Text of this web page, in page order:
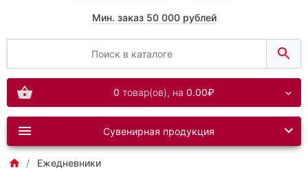
Мин. заказ 50 000 рублей
0 товар(ов), на 0.00₽
Сувенирная продукция
Ежедневники